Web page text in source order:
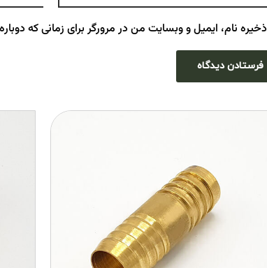
ذخیره نام، ایمیل و وبسایت من در مرورگر برای زمانی که